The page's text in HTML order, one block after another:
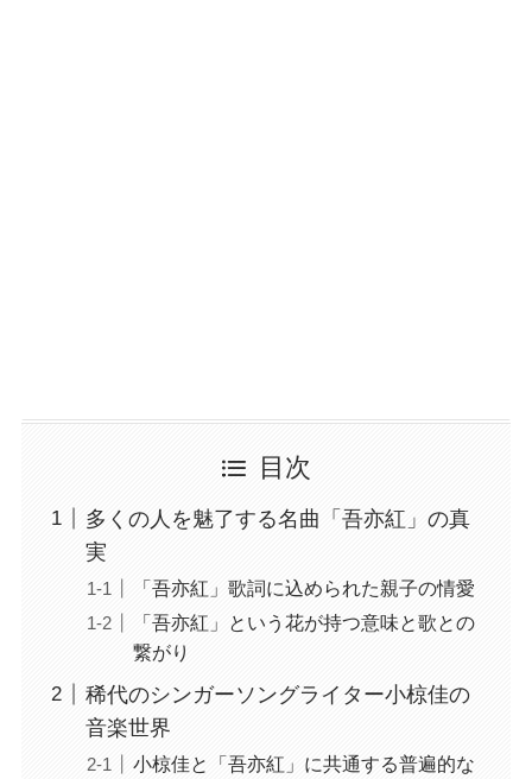
目次
多くの人を魅了する名曲「吾亦紅」の真
実
「吾亦紅」歌詞に込められた親子の情愛
「吾亦紅」という花が持つ意味と歌との
繋がり
稀代のシンガーソングライター小椋佳の
音楽世界
小椋佳と「吾亦紅」に共通する普遍的な